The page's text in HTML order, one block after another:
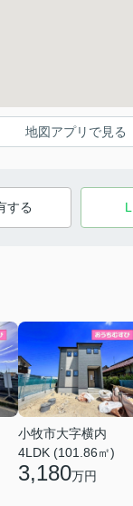
地図アプリで見る
する
小牧市大字横内
4LDK (101.86㎡)
3,180万円